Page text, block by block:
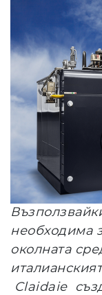
необходима
околната
Claidaie